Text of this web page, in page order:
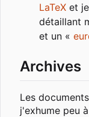
LaTeX et
détaillant
et un «
Archives
Les
j'exhume peu